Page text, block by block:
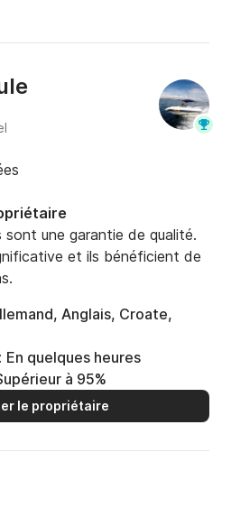
sont une garantie de qualité.
et ils bénéficient de
Anglais, Croate,
En quelques heures
à 95%
le propriétaire